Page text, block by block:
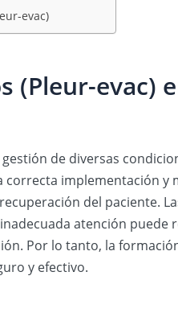
evac)
(Pleur-evac)
de diversas
correcta implementación y
del paciente.
atención puede
Por lo tanto, la
y efectivo.